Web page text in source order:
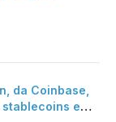
da Coinbase,
e